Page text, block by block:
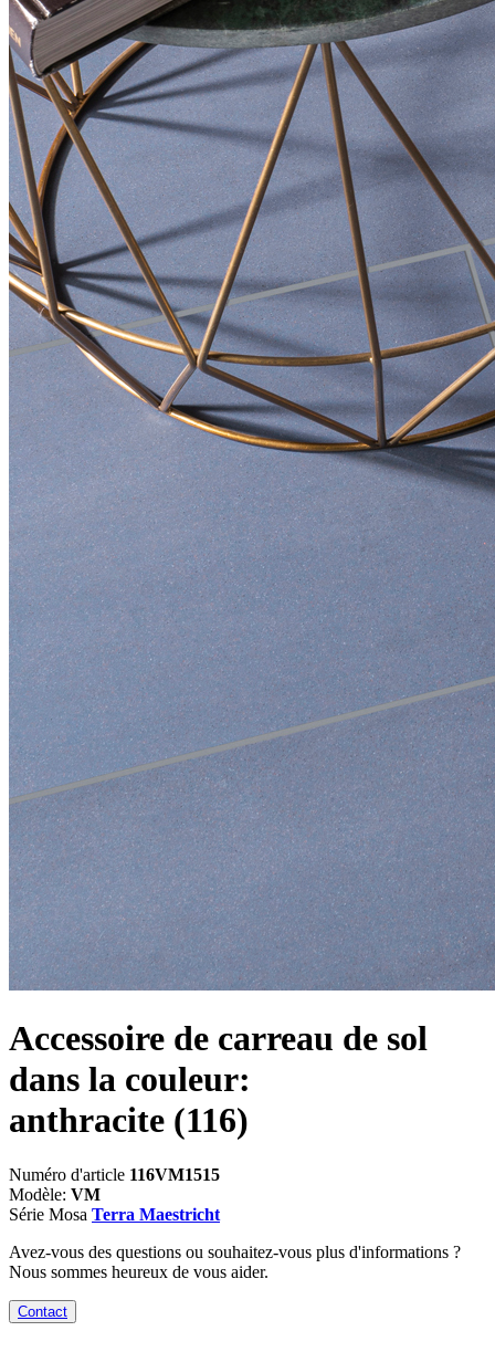
Accessoire de carreau de sol
dans la couleur:
anthracite (116)
Numéro d'article 116VM1515
Modèle: VM
Série Mosa Terra Maestricht
Avez-vous des questions ou souhaitez-vous plus d'informations ?
Nous sommes heureux de vous aider.
Contact